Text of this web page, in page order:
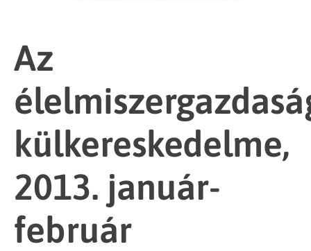
Az
külkereskedelme,
2013. január-
február